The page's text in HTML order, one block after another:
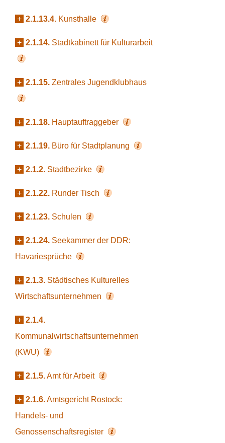
+ 2.1.13.4. Kunsthalle
+ 2.1.14. Stadtkabinett für Kulturarbeit
+ 2.1.15. Zentrales Jugendklubhaus
+ 2.1.18. Hauptauftraggeber
+ 2.1.19. Büro für Stadtplanung
+ 2.1.2. Stadtbezirke
+ 2.1.22. Runder Tisch
+ 2.1.23. Schulen
+ 2.1.24. Seekammer der DDR:
Havariesprüche
+ 2.1.3. Städtisches Kulturelles
Wirtschaftsunternehmen
+ 2.1.4.
Kommunalwirtschaftsunternehmen
(KWU)
+ 2.1.5.Amt für Arbeit
+ 2.1.6.Amtsgericht Rostock:
Handels- und
Genossenschaftsregister